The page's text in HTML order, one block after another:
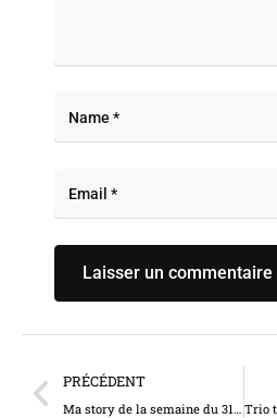
PRÉCÉDENT
Ma story de la semaine du 31 mai 2026 – Version abonnés (épisode 239) (11405)